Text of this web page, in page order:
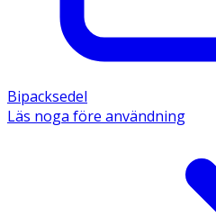
Bipacksedel
Läs noga före användning